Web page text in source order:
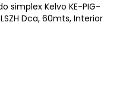
simplex Kelvo KE-PIG-
Dca, 60mts, Interior